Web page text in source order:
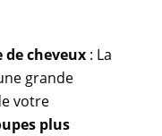
de cheveux: La
grande
votre
plus